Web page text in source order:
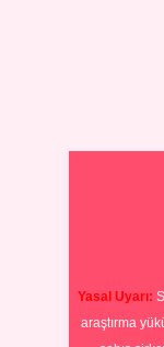
Yasal Uyarı:
araştırma